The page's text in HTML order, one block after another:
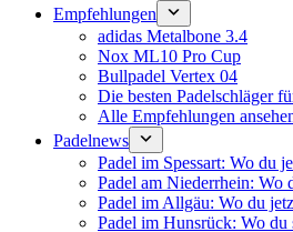
Empfehlungen
adidas Metalbone 3.4
Nox ML10 Pro Cup
Bullpadel Vertex 04
Die besten Padelschläger
Alle Empfehlungen
Padelnews
Padel im Spessart: Wo du
Padel am Niederrhein: Wo
Padel im Allgäu: Wo du
Padel im Hunsrück: Wo du